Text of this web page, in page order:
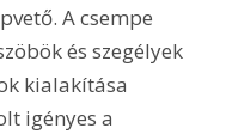
A csempe
és szegélyek
kialakítása
igényes a